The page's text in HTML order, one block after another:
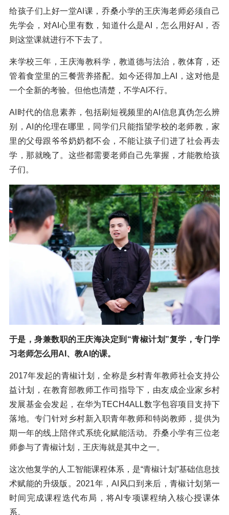
给孩子们上好一堂AI课，乔桑小学的王庆海老师必须自己
先学会，对AI心里有数，知道什么是AI，怎么用好AI，否
则这堂课就进行不下去了。
来学校三年，王庆海教科学，教道德与法治，教体育，还
管着食堂里的三餐营养搭配。如今还得加上AI，这对他是
一个全新的考验。但他也清楚，不学AI不行。
AI时代的信息素养，包括刷短视频里的AI信息真伪怎么辨
别，AI的伦理在哪里，同学们只能指望学校的老师教，家
里的父母跟爷爷奶奶都不会，不能让孩子们进了社会再去
学，那就晚了。这些都需要老师自己先掌握，才能教给孩
子们。
于是，身兼数职的王庆海决定到“青椒计划”复学，专门学
习老师怎么用AI、教AI的课。
2017年发起的青椒计划，全称是乡村青年教师社会支持公
益计划，在教育部教师工作司指导下，由友成企业家乡村
发展基金会发起，在华为TECH4ALL数字包容项目支持下
落地。专门针对乡村新入职青年教师和特岗教师，提供为
期一年的线上陪伴式系统化赋能活动。乔桑小学有三位老
师参与了青椒计划，王庆海就是其中之一。
这次他复学的人工智能课程体系，是“青椒计划”基础信息技
术赋能的升级版。2021年，AI风口到来后，青椒计划第一
时间完成课程迭代布局，将AI专项课程纳入核心授课体
系。